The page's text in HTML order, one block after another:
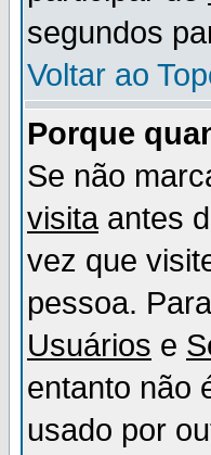
segundos
Voltar ao
Porque
Se não
visitaantes
vez que
pessoa.
Usuários e
entanto não
usado por